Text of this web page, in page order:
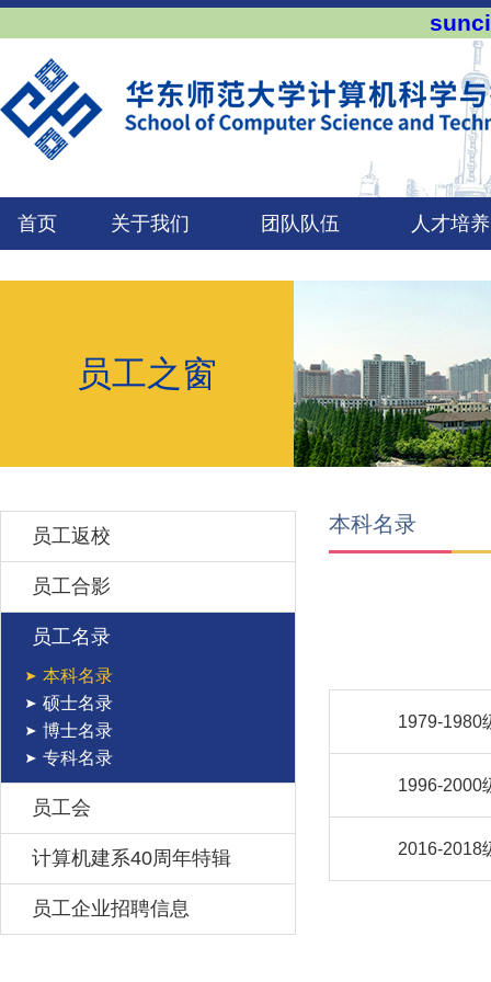
首页 关于我们 团队队伍 人才培养
员工之窗
员工返校
员工合影
员工名录
本科名录
硕士名录
博士名录
专科名录
员工会
计算机建系40周年特辑
员工企业招聘信息
本科名录
1979-1980
1996-2000
2016-2018